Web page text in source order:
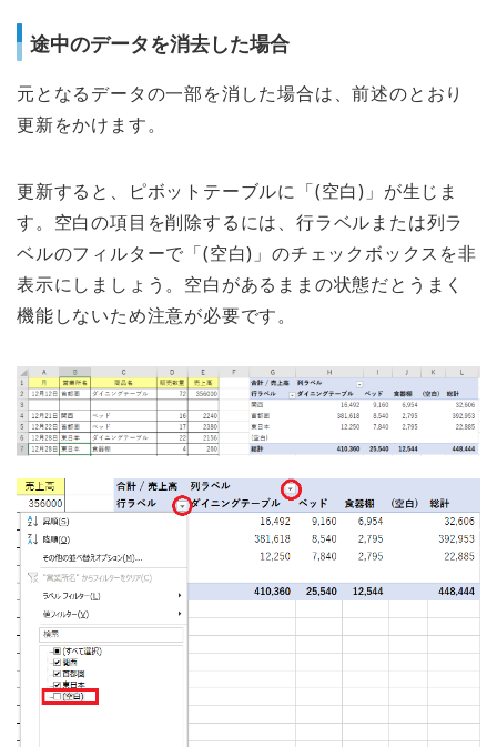
途中のデータを消去した場合
元となるデータの一部を消した場合は、前述のとおり
更新をかけます。
更新すると、ピボットテーブルに「(空白)」が生じま
す。空白の項目を削除するには、行ラベルまたは列ラ
ベルのフィルターで「(空白)」のチェックボックスを非
表示にしましょう。空白があるままの状態だとうまく
機能しないため注意が必要です。